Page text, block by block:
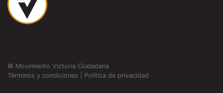
© Movimiento Victoria Ciudadana
Términos y condiciones
Política de privacidad